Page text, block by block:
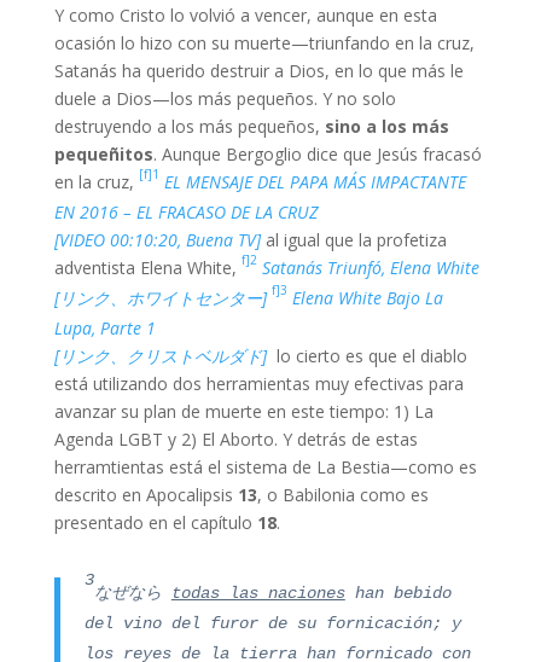
Y como Cristo lo volvió a vencer, aunque en esta
ocasión lo hizo con su muerte—triunfando en la cruz,
Satanás ha querido destruir a Dios, en lo que más le
duele a Dios—los más pequeños. Y no solo
destruyendo a los más pequeños, sino a los más
pequeñitos. Aunque Bergoglio dice que Jesús fracasó
en la cruz, [f]1 EL MENSAJE DEL PAPA MÁS IMPACTANTE
EN 2016 – EL FRACASO DE LA CRUZ
[VIDEO 00:10:20, Buena TV]al igual que la profetiza
adventista Elena White, f]2Satanás Triunfó, Elena White
[リンク、ホワイトセンター] f]3 Elena White Bajo La
Lupa, Parte 1
[リンク、クリストベルダド]lo cierto es que el diablo
está utilizando dos herramientas muy efectivas para
avanzar su plan de muerte en este tiempo: 1) La
Agenda LGBT y 2) El Aborto. Y detrás de estas
herramtientas está el sistema de La Bestia—como es
descrito en Apocalipsis 13, o Babilonia como es
presentado en el capítulo 18.
3
なぜなら todas las nacioneshan bebido
del vino del furor de su fornicación; y
los reyes de la tierra han fornicado con